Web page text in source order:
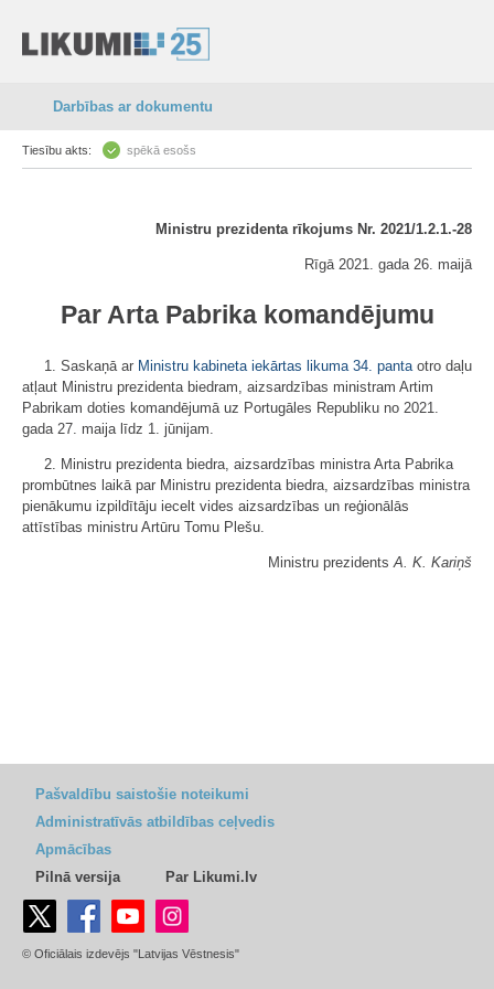
Darbības ar dokumentu
Tiesību akts: spēkā esošs
Ministru prezidenta rīkojums Nr. 2021/1.2.1.-28
Rīgā 2021. gada 26. maijā
Par Arta Pabrika komandējumu
1. Saskaņā ar Ministru kabineta iekārtas likuma 34. pantaotro daļu
atļaut Ministru prezidenta biedram, aizsardzības ministram Artim
Pabrikam doties komandējumā uz Portugāles Republiku no 2021.
gada 27. maija līdz 1. jūnijam.
2. Ministru prezidenta biedra, aizsardzības ministra Arta Pabrika
prombūtnes laikā par Ministru prezidenta biedra, aizsardzības ministra
pienākumu izpildītāju iecelt vides aizsardzības un reģionālās
attīstības ministru Artūru Tomu Plešu.
Ministru prezidentsA. K. Kariņš
Pašvaldību saistošie noteikumi
Administratīvās atbildības ceļvedis
Apmācības
Pilnā versija
Par Likumi.lv
© Oficiālais izdevējs "Latvijas Vēstnesis"